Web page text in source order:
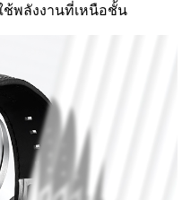
พลังงานที่เหนือชั้น